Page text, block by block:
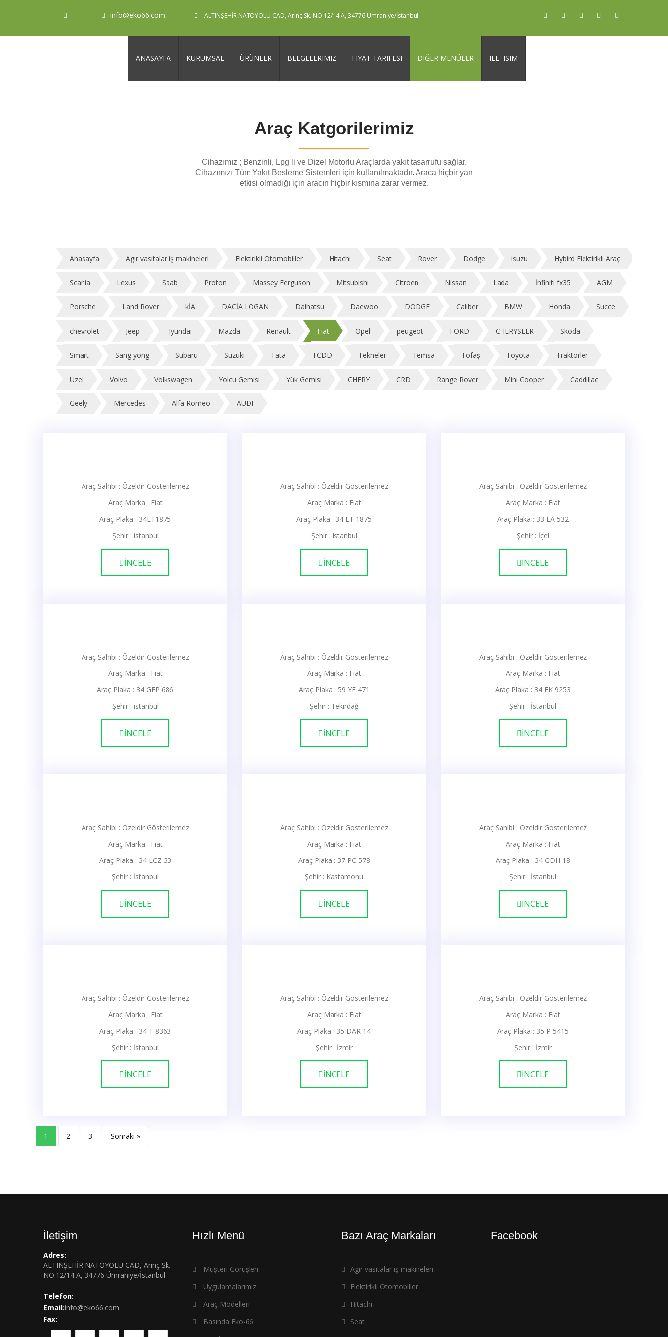
info@eko66.com ALTINŞEHİR NATOYOLU CAD, Arınç Sk. NO.12/14 A, 34776 Ümraniye/İstanbul
ANASAYFA KURUMSAL ÜRÜNLER BELGELERIMIZ FIYAT TARIFESI DIĞER MENÜLER ILETISIM
Araç Katgorilerimiz
Cihazımız ; Benzinli, Lpg li ve Dizel Motorlu Araçlarda yakıt tasarrufu sağlar.
Cihazımızı Tüm Yakıt Besleme Sistemleri için kullanılmaktadır. Araca hiçbir yan
etkisi olmadığı için aracın hiçbir kısmına zarar vermez.
Anasayfa Agır vasıtalar iş makineleri Elektirikli Otomobiller Hitachi Seat Rover Dodge isuzu Hybird Elektirikli Araç
Scania Lexus Saab Proton Massey Ferguson Mitsubishi Citroen Nissan Lada İnfiniti fx35 AGM
Porsche Land Rover kİA DACİA LOGAN Daihatsu Daewoo DODGE Caliber BMW Honda Succe
chevrolet Jeep Hyundai Mazda Renault Fiat Opel peugeot FORD CHERYSLER Skoda
Smart Sang yong Subaru Suzuki Tata TCDD Tekneler Temsa Tofaş Toyota Traktörler
Uzel Volvo Volkswagen Yolcu Gemisi Yük Gemisi CHERY CRD Range Rover Mini Cooper Caddillac
Geely Mercedes Alfa Romeo AUDI
Araç Sahibi : Özeldir Gösterilemez
Araç Marka : Fiat
Araç Plaka : 34LT1875
Şehir : istanbul
İNCELE
Araç Sahibi : Özeldir Gösterilemez
Araç Marka : Fiat
Araç Plaka : 34 LT 1875
Şehir : istanbul
İNCELE
Araç Sahibi : Özeldir Gösterilemez
Araç Marka : Fiat
Araç Plaka : 33 EA 532
Şehir : İçel
İNCELE
Araç Sahibi : Özeldir Gösterilemez
Araç Marka : Fiat
Araç Plaka : 34 GFP 686
Şehir : istanbul
İNCELE
Araç Sahibi : Özeldir Gösterilemez
Araç Marka : Fiat
Araç Plaka : 59 YF 471
Şehir : Tekirdağ
İNCELE
Araç Sahibi : Özeldir Gösterilemez
Araç Marka : Fiat
Araç Plaka : 34 EK 9253
Şehir : İstanbul
İNCELE
Araç Sahibi : Özeldir Gösterilemez
Araç Marka : Fiat
Araç Plaka : 34 LCZ 33
Şehir : İstanbul
İNCELE
Araç Sahibi : Özeldir Gösterilemez
Araç Marka : Fiat
Araç Plaka : 37 PC 578
Şehir : Kastamonu
İNCELE
Araç Sahibi : Özeldir Gösterilemez
Araç Marka : Fiat
Araç Plaka : 34 GDH 18
Şehir : İstanbul
İNCELE
Araç Sahibi : Özeldir Gösterilemez
Araç Marka : Fiat
Araç Plaka : 34 T 8363
Şehir : İstanbul
İNCELE
Araç Sahibi : Özeldir Gösterilemez
Araç Marka : Fiat
Araç Plaka : 35 DAR 14
Şehir : İzmir
İNCELE
Araç Sahibi : Özeldir Gösterilemez
Araç Marka : Fiat
Araç Plaka : 35 P 5415
Şehir : İzmir
İNCELE
1 2 3 Sonraki »
İletişim
Adres:
ALTINŞEHİR NATOYOLU CAD, Arınç Sk.
NO.12/14 A, 34776 Ümraniye/İstanbul
Telefon:
Email:info@eko66.com
Fax:
Hızlı Menü
Müşteri Görüşleri
Uygulamalarımız
Araç Modelleri
Basında Eko-66
Bazı Araç Markaları
Agır vasıtalar iş makineleri
Elektirikli Otomobiller
Hitachi
Seat
Facebook